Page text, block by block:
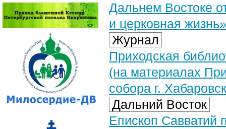
Дальнем Востоке
и церковная жизнь»
Журнал
Приходская
(на материалах
собора г.
Дальний Восток
Епископ Савватий